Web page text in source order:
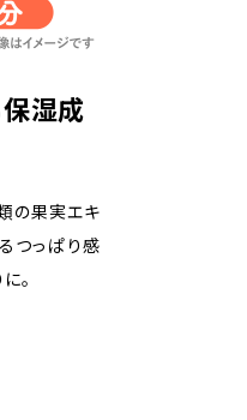
湿成
の果実エキ
つっぱり感
。